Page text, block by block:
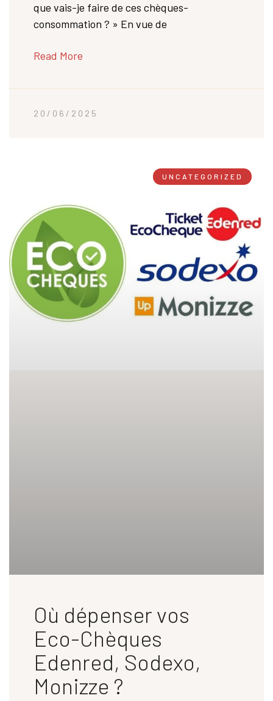
que vais-je faire de ces chèques-
consommation ? » En vue de
Read More
20/06/2025
UNCATEGORIZED
Où dépenser vos
Eco-Chèques
Edenred, Sodexo,
Monizze ?